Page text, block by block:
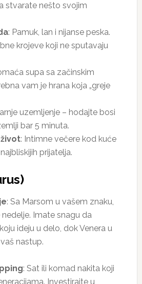
stvarate nešto svojim
: Pamuk, lan i nijanse peska.
krojeve koji ne sputavaju
supa sa začinskim
vam je hrana koja „greje
uzemljenje – hodajte bosi
bar 5 minuta.
: Intimne večere kod kuće
prijatelja.
: Sa Marsom u vašem znaku,
Imate snagu da
ideju u delo, dok Venera u
nastup.
: Sat ili komad nakita koji
Investirajte u